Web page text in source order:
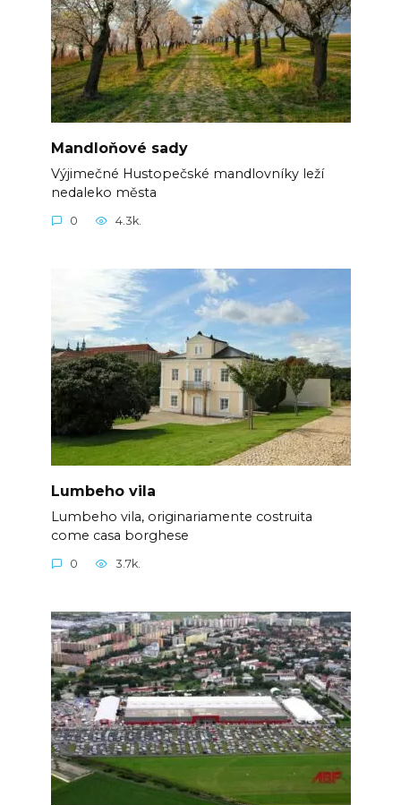
Mandloňové sady
Výjimečné Hustopečské mandlovníky leží
nedaleko města
0 4.3k.
Lumbeho vila
Lumbeho vila, originariamente costruita
come casa borghese
0 3.7k.